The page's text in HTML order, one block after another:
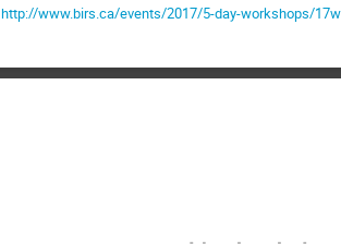
http://www.birs.ca/events/2017/5-day-workshops/